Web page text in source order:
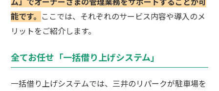
能です。 ここでは、それぞれのサービス内容や導入のメ
リットをご紹介します。
全てお任せ「一括借り上げシステム」
一括借り上げシステムでは、三井のリパークが駐車場を